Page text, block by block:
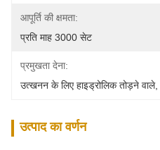
आपूर्ति की क्षमता:
प्रति माह 3000 सेट
प्रमुखता देना:
उत्खनन के लिए हाइड्रोलिक तोड़ने वाले,
उत्पाद का वर्णन